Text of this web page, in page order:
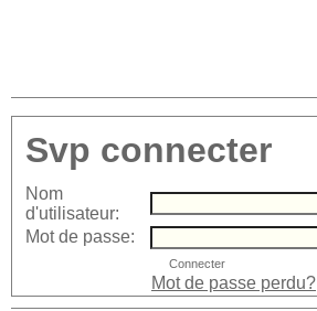
Svp connecter
Nom
d'utilisateur:
Mot de passe:
Mot de passe perdu?